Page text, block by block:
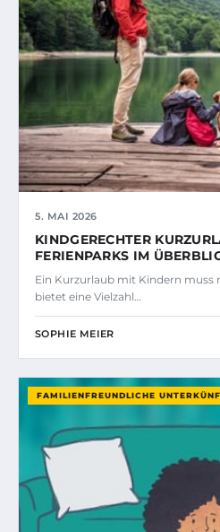
5. MAI 2026
KINDGERECHTER
FERIENPARKS IM
Ein Kurzurlaub mit Kindern
bietet eine Vielzahl…
SOPHIE MEIER
FAMILIENFREUNDLICHE